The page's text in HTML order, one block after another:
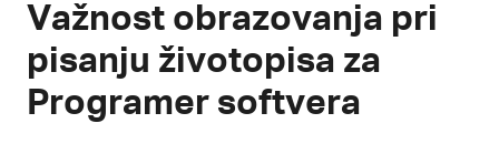
Važnost obrazovanja pri
pisanju životopisa za
Programer softvera